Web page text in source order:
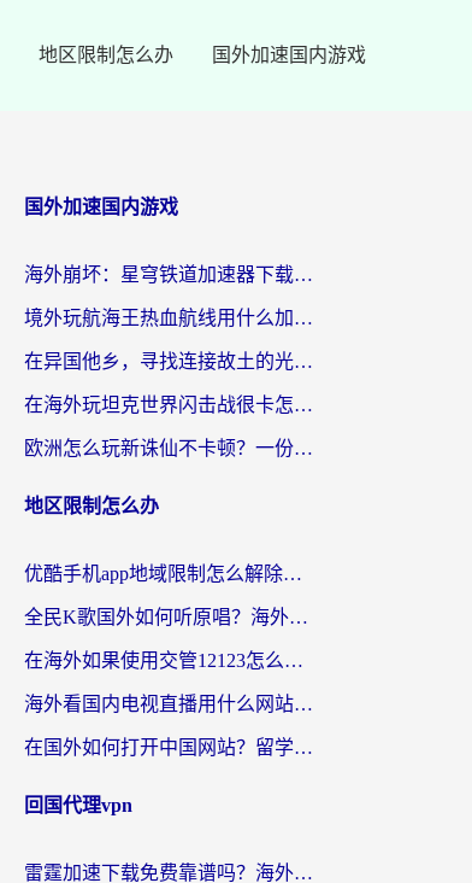
地区限制怎么办 国外加速国内游戏
国外加速国内游戏
海外崩坏：星穹铁道加速器下载安装：一份给游子的终极网络指南
境外玩航海王热血航线用什么加速器？2026海外玩家实测最优方案（附欧洲问道堡垒前线加速技巧）
在异国他乡，寻找连接故土的光明大陆免费加速器
在海外玩坦克世界闪击战很卡怎么办？老玩家亲测有效的加速器选择指南
欧洲怎么玩新诛仙不卡顿？一份给海外游子的国服游戏畅玩指南
地区限制怎么办
优酷手机app地域限制怎么解除？海外党亲测有效的追剧方案
全民K歌国外如何听原唱？海外党亲测有效的回国加速器选择指南
在海外如果使用交管12123怎么处理？留学生亲测有效的回国加速方案
海外看国内电视直播用什么网站比较好？一篇解决你所有追剧难题的实用指南
在国外如何打开中国网站？留学生与海外华人的无缝访问指南
回国代理vpn
雷霆加速下载免费靠谱吗？海外党选回国加速器的避坑指南（附热门工具对比）